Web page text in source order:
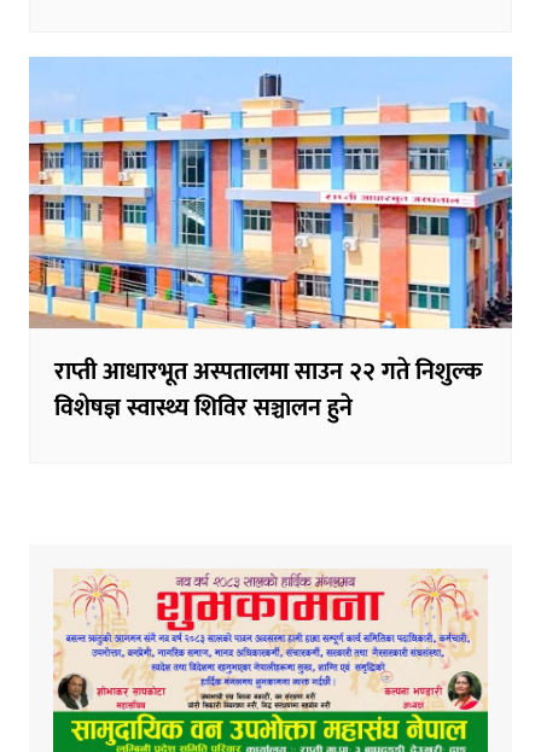
राप्ती आधारभूत अस्पतालमा साउन २२ गते निशुल्क
विशेषज्ञ स्वास्थ्य शिविर सञ्चालन हुने